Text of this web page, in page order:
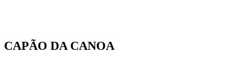
CAPÃO DA CANOA